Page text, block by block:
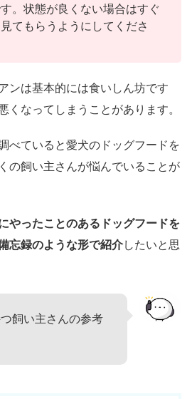
。状態が良くない場合はすぐ
てもらうようにしてくださ
ンは基本的には食いしん坊です
くなってしまうことがあります。
べていると愛犬のドッグフードを
の飼い主さんが悩んでいることが
やったことのあるドッグフードを
忘録のような形で紹介したいと思
飼い主さんの参考